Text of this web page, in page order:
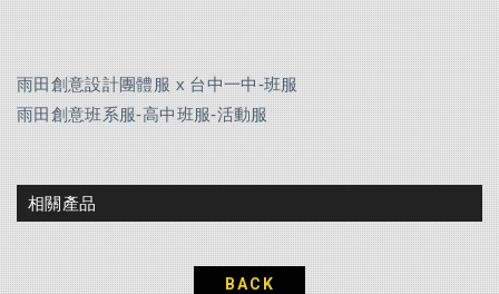
雨田創意設計團體服 x 台中一中-班服
雨田創意班系服-高中班服-活動服
相關產品
BACK